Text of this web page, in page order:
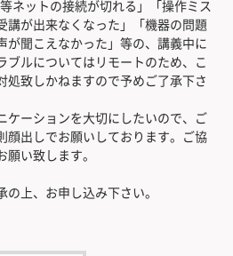
ネットの接続が切れる」「操作ミス
講が出来なくなった」「機器の問題
が聞こえなかった」等の、講義中に
ブルについてはリモートのため、こ
処致しかねますので予めご了承下さ
ケーションを大切にしたいので、ご
顔出しでお願いしております。ご協
願い致します。
の上、お申し込み下さい。